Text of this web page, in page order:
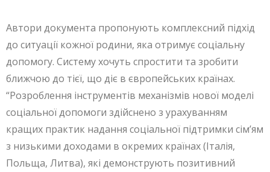
Автори документа пропонують комплексний підхід
до ситуації кожної родини, яка отримує соціальну
допомогу. Систему хочуть спростити та зробити
ближчою до тієї, що діє в європейських країнах.
“Розроблення інструментів механізмів нової моделі
соціальної допомоги здійснено з урахуванням
кращих практик надання соціальної підтримки сім’ям
з низькими доходами в окремих країнах (Італія,
Польща, Литва), які демонструють позитивний